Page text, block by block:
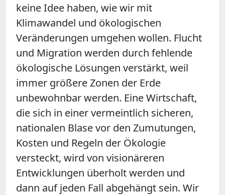
keine Idee haben, wie wir mit
Klimawandel und ökologischen
Veränderungen umgehen wollen. Flucht
und Migration werden durch fehlende
ökologische Lösungen verstärkt, weil
immer größere Zonen der Erde
unbewohnbar werden. Eine Wirtschaft,
die sich in einer vermeintlich sicheren,
nationalen Blase vor den Zumutungen,
Kosten und Regeln der Ökologie
versteckt, wird von visionäreren
Entwicklungen überholt werden und
dann auf jeden Fall abgehängt sein. Wir